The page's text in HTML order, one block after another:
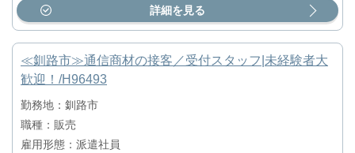
詳細を見る
≪釧路市≫通信商材の接客／受付スタッフ|未経験者大
歓迎！/H96493
勤務地：釧路市
職種：販売
雇用形態：派遣社員